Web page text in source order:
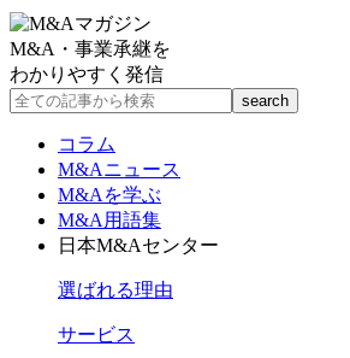
M&A・事業承継を
わかりやすく発信
コラム
M&Aニュース
M&Aを学ぶ
M&A用語集
日本M&Aセンター
選ばれる理由
サービス